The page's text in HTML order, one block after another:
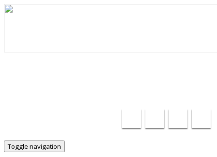
Toggle navigation